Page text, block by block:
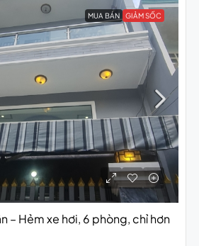
MUA BÁN GIẢM SỐC
– Hẻm xe hơi, 6 phòng, chỉ hơn